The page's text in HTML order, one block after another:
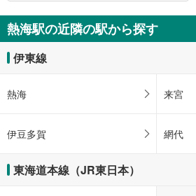
熱海駅の近隣の駅から探す
伊東線
熱海 来宮
伊豆多賀 網代
東海道本線（JR東日本）